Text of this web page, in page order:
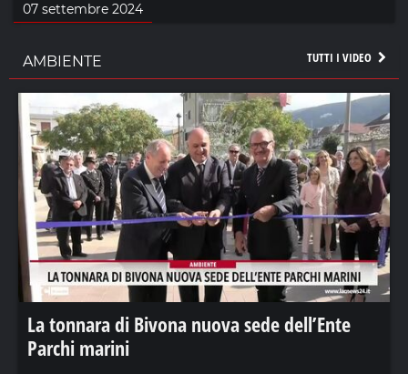
07 settembre 2024
TUTTI I VIDEO
AMBIENTE
La tonnara di Bivona nuova sede dell’Ente
Parchi marini